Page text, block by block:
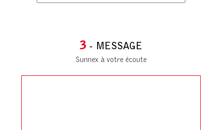
3 - MESSAGE
Sunnex à votre écoute